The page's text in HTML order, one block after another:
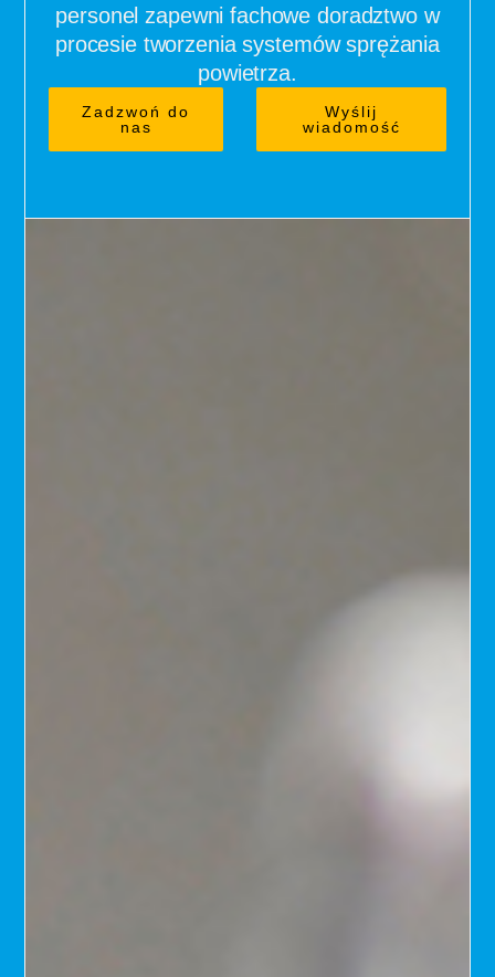
personel zapewni fachowe doradztwo w
procesie tworzenia systemów sprężania
powietrza.
Zadzwoń do
nas
Wyślij
wiadomość